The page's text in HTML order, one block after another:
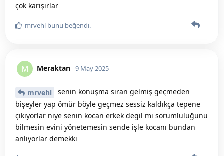
çok karışırlar
mrvehl bunu beğendi.
M Meraktan 9 May 2025
mrvehl
senin konuşma sıran gelmiş geçmeden
bişeyler yap ömür böyle geçmez sessiz kaldıkça tepene
çıkıyorlar niye senin kocan erkek degil mi sorumluluğunu
bilmesin evini yönetemesin sende işle kocanı bundan
anlıyorlar demekki